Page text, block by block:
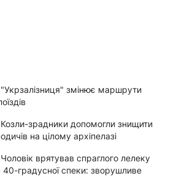
"Укрзалізниця" змінює маршрути
Козли-зрадники допомогли знищити
на цілому архіпелазі
Чоловік врятував спраглого лелеку
40-градусної спеки: зворушливе